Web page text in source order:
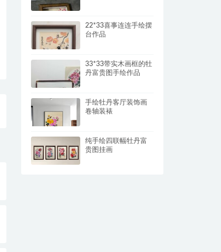
22*33喜事连连手绘摆
台作品
33*33带实木画框的牡
丹富贵图手绘作品
手绘牡丹客厅装饰画
卷轴装裱
纯手绘四联幅牡丹富
贵图挂画